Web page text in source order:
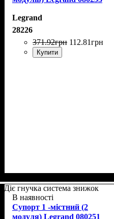
Legrand
28226
371.92грн 112.81грн
Купити
Діє гнучка система знижок
В наявності
Супорт 1 -містний (2
модуля) Legrand 080251